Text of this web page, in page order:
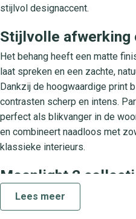
stijlvol designaccent.
Stijlvolle afwerking
Het behang heeft een matte
laat spreken en een zachte,
Dankzij de hoogwaardige print
contrasten scherp en intens.
perfect als blikvanger in de
en combineert naadloos met
klassieke interieurs.
Moonlight 2
De Moonlight 2 collectie biedt
botanische designs in zwart-
Lees meer